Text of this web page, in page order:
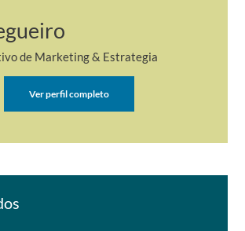
de Marketing & Estrategia
Ver perfil completo